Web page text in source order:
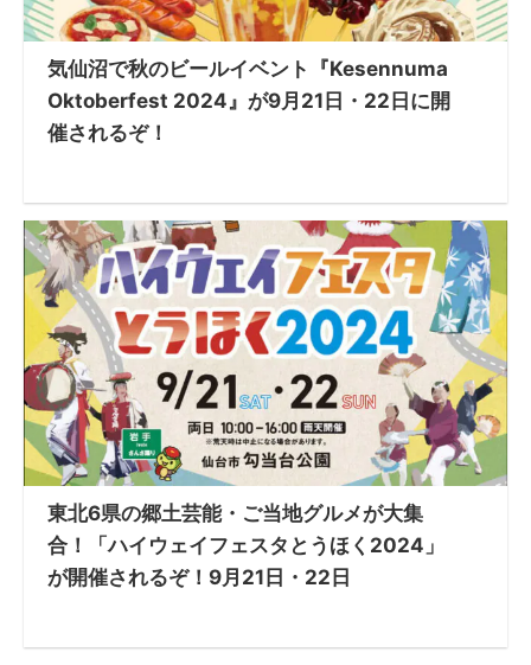
気仙沼で秋のビールイベント『Kesennuma
Oktoberfest 2024』が9月21日・22日に開
催されるぞ！
東北6県の郷土芸能・ご当地グルメが大集
合！「ハイウェイフェスタとうほく2024」
が開催されるぞ！9月21日・22日